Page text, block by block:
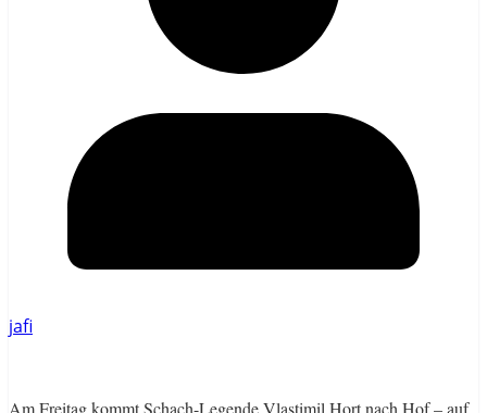
jafi
Am Freitag kommt Schach-Legende Vlastimil Hort nach Hof – auf